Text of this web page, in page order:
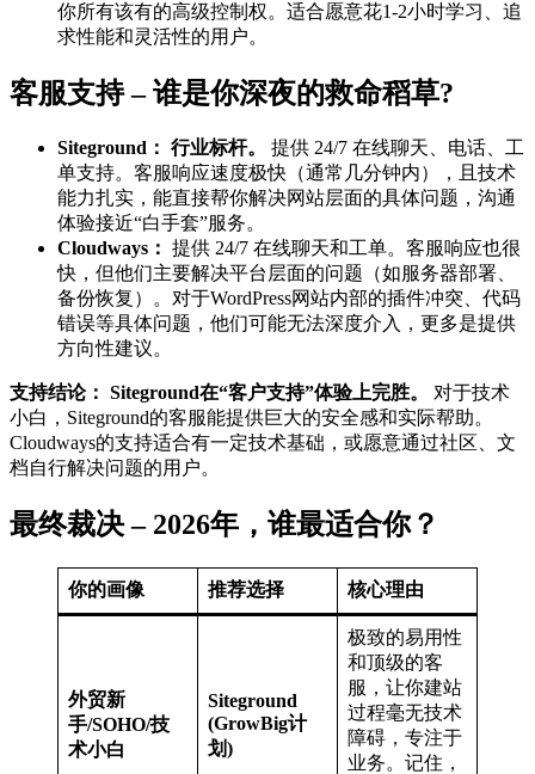
你所有该有的高级控制权。适合愿意花1-2小时学习、追
求性能和灵活性的用户。
客服支持 – 谁是你深夜的救命稻草?
Siteground： 行业标杆。
提供 24/7 在线聊天、电话、工
单支持。客服响应速度极快（通常几分钟内），且技术
能力扎实，能直接帮你解决网站层面的具体问题，沟通
体验接近“白手套”服务。
Cloudways： 提供 24/7 在线聊天和工单。客服响应也很
快，但他们主要解决平台层面的问题（如服务器部署、
备份恢复）。对于WordPress网站内部的插件冲突、代码
错误等具体问题，他们可能无法深度介入，更多是提供
方向性建议。
支持结论： Siteground在“客户支持”体验上完胜。
对于技术
小白，Siteground的客服能提供巨大的安全感和实际帮助。
Cloudways的支持适合有一定技术基础，或愿意通过社区、文
档自行解决问题的用户。
最终裁决 – 2026年，谁最适合你？
你的画像 推荐选择 核心理由
外贸新
手/SOHO/技
术小白
Siteground
(GrowBig计
划)
极致的易用性
和顶级的客
服，让你建站
过程毫无技术
障碍，专注于
业务。记住，